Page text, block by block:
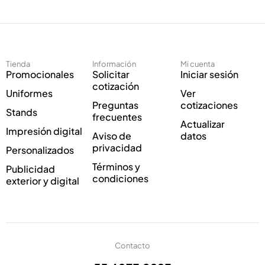
e
o
r
e
o
c
n
i
c
o
*
Tienda
Promocionales
Uniformes
Stands
Impresión digital
Personalizados
Publicidad
exterior y digital
Información
Solicitar
cotización
Preguntas
frecuentes
Aviso de
privacidad
Términos y
condiciones
Mi cuenta
Iniciar sesión
Ver
cotizaciones
Actualizar
datos
Contacto